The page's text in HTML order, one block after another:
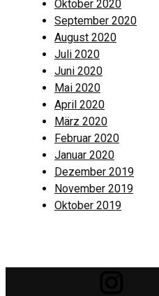
Oktober 2020
September 2020
August 2020
Juli 2020
Juni 2020
Mai 2020
April 2020
März 2020
Februar 2020
Januar 2020
Dezember 2019
November 2019
Oktober 2019